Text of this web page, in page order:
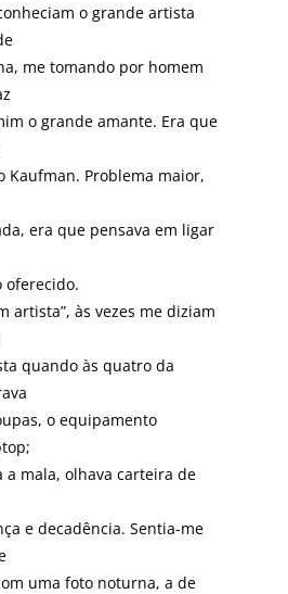
o grande artista
me tomando por homem
o grande amante. Era que
Kaufman. Problema maior,
era que pensava em ligar
oferecido.
artista”, às vezes me diziam
quando às quatro da
o equipamento
mala, olhava carteira de
e decadência. Sentia-me
uma foto noturna, a de